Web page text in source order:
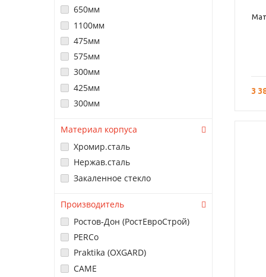
650мм
1100мм
475мм
575мм
300мм
425мм
300мм
Материал корпуса
Хромир.сталь
Нержав.сталь
Закаленное стекло
Производитель
Ростов-Дон (РостЕвроСтрой)
PERCo
Praktika (OXGARD)
CAME
3